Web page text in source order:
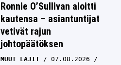
Ronnie O’Sullivan aloitti
kautensa – asiantuntijat
vetivät rajun
johtopäätöksen
MUUT LAJIT
07.08.2026